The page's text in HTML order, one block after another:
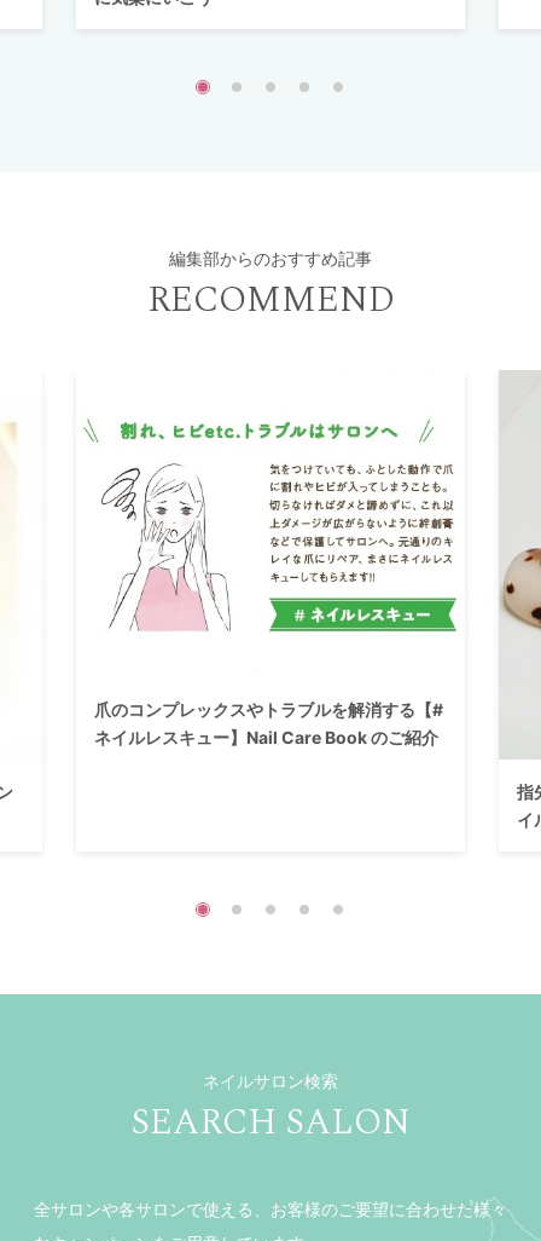
編集部からのおすすめ記事
RECOMMEND
爪のコンプレックスやトラブルを解消する【#
ネイルレスキュー】Nail Care Book のご紹介
指
イ
ネイルサロン検索
SEARCH SALON
全サロンや各サロンで使える、お客様のご要望に合わせた様々